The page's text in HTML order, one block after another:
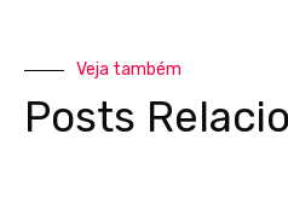
Veja também
Posts